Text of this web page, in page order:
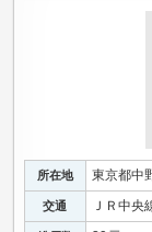
所在地 東京都中
交通 ＪＲ中央